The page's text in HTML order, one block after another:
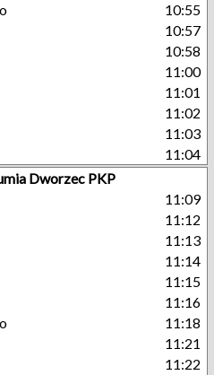
10:55
10:57
10:58
11:00
11:01
11:02
11:03
11:04
Dworzec PKP
11:09
11:12
11:13
11:14
11:15
11:16
11:18
11:21
11:22